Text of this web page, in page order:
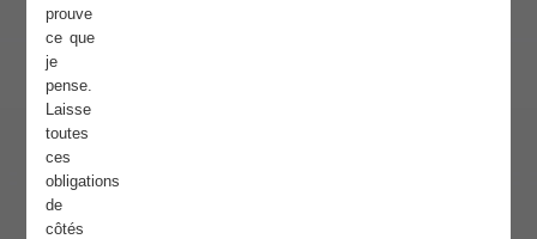
prouve
ce que
je
pense.
Laisse
toutes
ces
obligations
de
côtés